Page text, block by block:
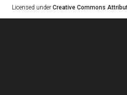
Licensed under Creative Commons